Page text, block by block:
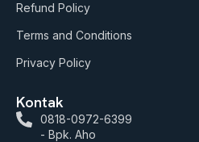
Refund Policy
Terms and Conditions
Privacy Policy
Kontak
0818-0972-6399
- Bpk. Aho